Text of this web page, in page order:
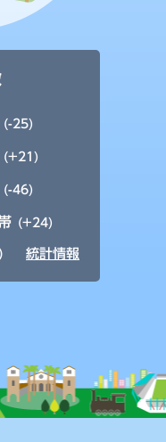
(-25)
(+21)
(-46)
(+24)
統計情報